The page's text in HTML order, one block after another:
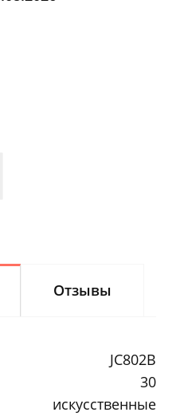
Отзывы
JC802B
30
искусственные